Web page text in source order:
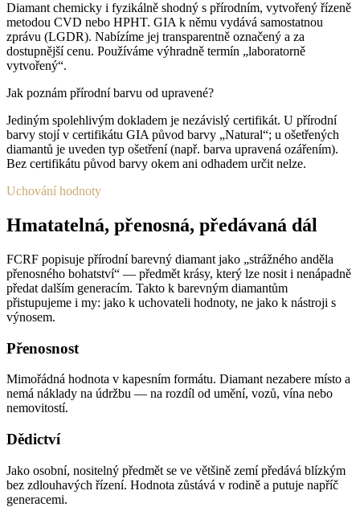
Diamant chemicky i fyzikálně shodný s přírodním, vytvořený řízeně
metodou CVD nebo HPHT. GIA k němu vydává samostatnou
zprávu (LGDR). Nabízíme jej transparentně označený a za
dostupnější cenu. Používáme výhradně termín „laboratorně
vytvořený“.
Jak poznám přírodní barvu od upravené?
Jediným spolehlivým dokladem je nezávislý certifikát. U přírodní
barvy stojí v certifikátu GIA původ barvy „Natural“; u ošetřených
diamantů je uveden typ ošetření (např. barva upravená ozářením).
Bez certifikátu původ barvy okem ani odhadem určit nelze.
Uchování hodnoty
Hmatatelná, přenosná, předávaná dál
FCRF popisuje přírodní barevný diamant jako „strážného anděla
přenosného bohatství“ — předmět krásy, který lze nosit i nenápadně
předat dalším generacím. Takto k barevným diamantům
přistupujeme i my: jako k uchovateli hodnoty, ne jako k nástroji s
výnosem.
Přenosnost
Mimořádná hodnota v kapesním formátu. Diamant nezabere místo a
nemá náklady na údržbu — na rozdíl od umění, vozů, vína nebo
nemovitostí.
Dědictví
Jako osobní, nositelný předmět se ve většině zemí předává blízkým
bez zdlouhavých řízení. Hodnota zůstává v rodině a putuje napříč
generacemi.